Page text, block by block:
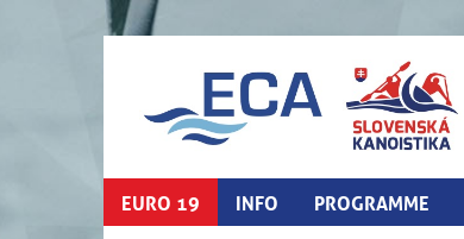
EURO 19 INFO PROGRAMME